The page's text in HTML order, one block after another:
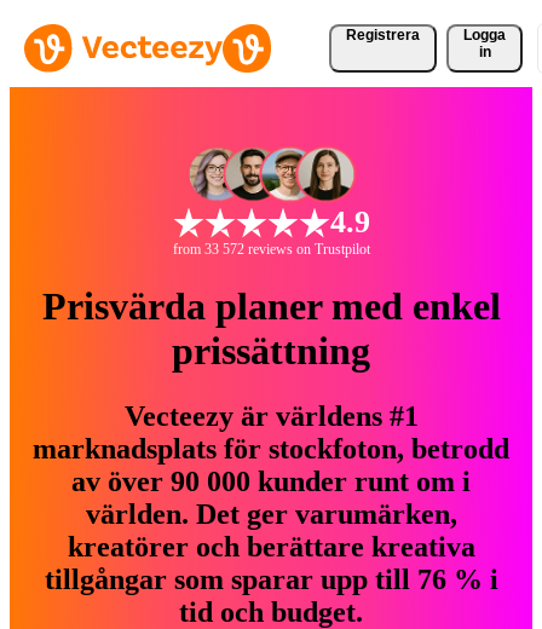
Registrera
Logga
in
4.9
from 33 572 reviews on Trustpilot
Prisvärda planer med enkel
prissättning
Vecteezy är världens #1
marknadsplats för stockfoton, betrodd
av över 90 000 kunder runt om i
världen. Det ger varumärken,
kreatörer och berättare kreativa
tillgångar som sparar upp till 76 % i
tid och budget.